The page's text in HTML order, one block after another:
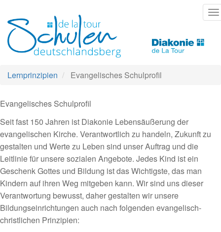
zum
Inhalt
Lernprinzipien Evangelisches Schulprofil
Evangelisches Schulprofil
Seit fast 150 Jahren ist Diakonie Lebensäußerung der
evangelischen Kirche. Verantwortlich zu handeln, Zukunft zu
gestalten und Werte zu Leben sind unser Auftrag und die
Leitlinie für unsere sozialen Angebote. Jedes Kind ist ein
Geschenk Gottes und Bildung ist das Wichtigste, das man
Kindern auf ihren Weg mitgeben kann. Wir sind uns dieser
Verantwortung bewusst, daher gestalten wir unsere
Bildungseinrichtungen auch nach folgenden evangelisch-
christlichen Prinzipien: